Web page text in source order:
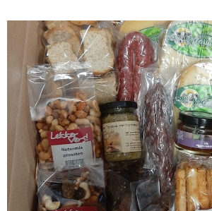
DE STOKERIJ
ACTIVITEITEN
LANDWINKEL
KERSTPAKKETTEN
WEBSHOP
NIEUWS &
CONTACT